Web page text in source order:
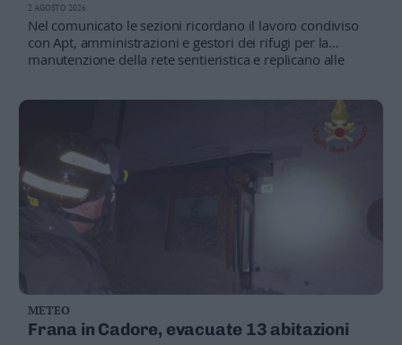
Nel comunicato le sezioni ricordano il lavoro condiviso
con Apt, amministrazioni e gestori dei rifugi per la
manutenzione della rete sentieristica e replicano alle
LE REAZIONI
2 AGOSTO 2026
METEO
Frana in Cadore, evacuate 13 abitazioni